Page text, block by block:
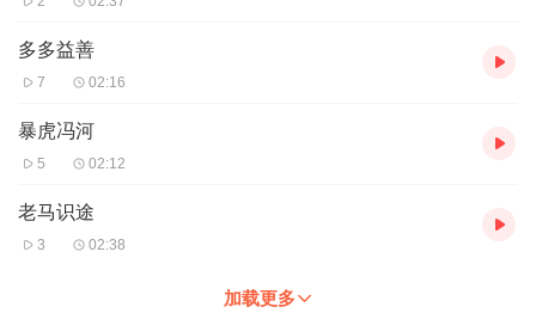
多多益善
7 02:16
暴虎冯河
5 02:12
老马识途
3 02:38
加载更多